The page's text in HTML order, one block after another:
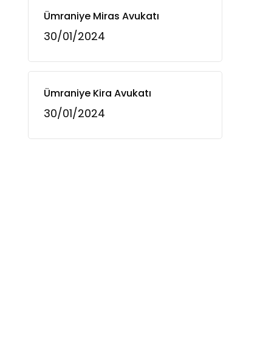
Ümraniye Miras Avukatı
30/01/2024
Ümraniye Kira Avukatı
30/01/2024